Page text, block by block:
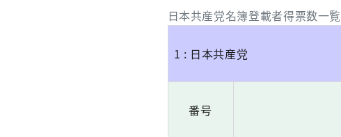
日本共産党名簿登載者得票数一覧
1 : 日本共産党
番号